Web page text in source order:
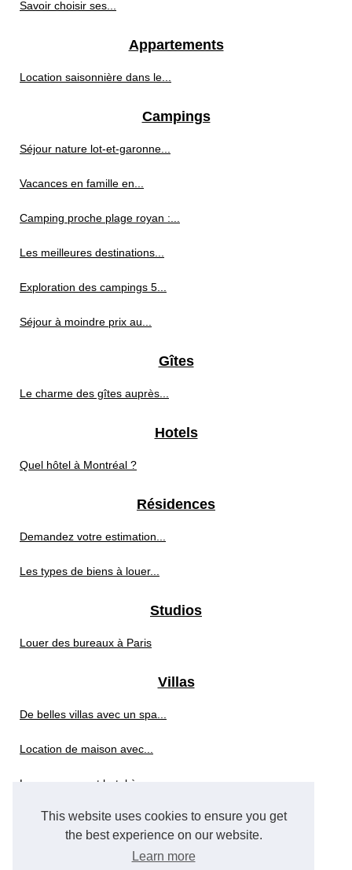
This website uses cookies to ensure you get
the best experience on our website.
Learn more
Savoir choisir ses...
Appartements
Location saisonnière dans le...
Campings
Séjour nature lot-et-garonne...
Vacances en famille en...
Camping proche plage royan :...
Les meilleures destinations...
Exploration des campings 5...
Séjour à moindre prix au...
Gîtes
Le charme des gîtes auprès...
Hotels
Quel hôtel à Montréal ?
Résidences
Demandez votre estimation...
Les types de biens à louer...
Studios
Louer des bureaux à Paris
Villas
De belles villas avec un spa...
Location de maison avec...
Louer un appart hotel à...
Echanger sa maison avec des...
Et si vous investissiez dans...